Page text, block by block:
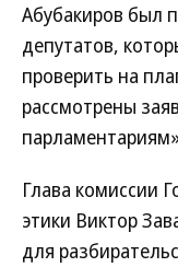
Абубакиров был
депутатов,
проверить на
рассмотрены
Глава комиссии
этики Виктор
для